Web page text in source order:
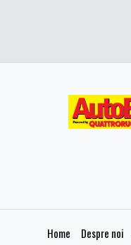
Home Despre noi